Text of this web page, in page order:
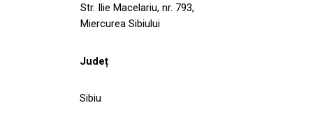
Str. Ilie Macelariu, nr. 793,
Miercurea Sibiului
Județ
Sibiu